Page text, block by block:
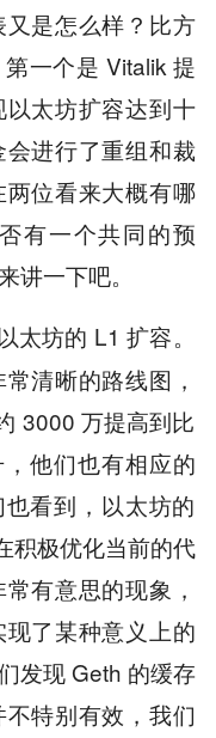
是怎么样？比方
一个是 Vitalik 提
太坊扩容达到十
进行了重组和裁
位看来大概有哪
有一个共同的预
讲一下吧。
太坊的 L1 扩容。
清晰的路线图，
3000 万提高到比
他们也有相应的
看到，以太坊的
积极优化当前的代
有意思的现象，
了某种意义上的
发现 Geth 的缓存
特别有效，我们